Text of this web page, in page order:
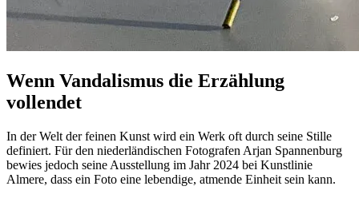
Wenn Vandalismus die Erzählung
vollendet
In der Welt der feinen Kunst wird ein Werk oft durch seine Stille
definiert. Für den niederländischen Fotografen Arjan Spannenburg
bewies jedoch seine Ausstellung im Jahr 2024 bei Kunstlinie
Almere, dass ein Foto eine lebendige, atmende Einheit sein kann.